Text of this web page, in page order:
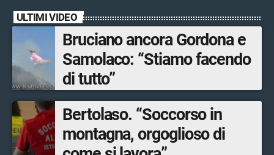
ULTIMI VIDEO
Bruciano ancora Gordona e
Samolaco: “Stiamo facendo
di tutto”
Bertolaso. “Soccorso in
montagna, orgoglioso di